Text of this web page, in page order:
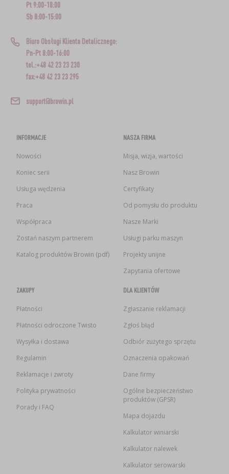
Pt 9:00-18:00
Sb 8:00-15:00
Biuro Obsługi Klienta Detalicznego:
Pn-Pt 8:00-16:00
tel.:+48 42 23 23 230
fax:+48 42 23 23 295
support@browin.pl
INFORMACJE
Nowości
Koniec serii
Usługa wędzenia
Praca
Współpraca
Zostań naszym partnerem
Katalog produktów Browin (pdf)
NASZA FIRMA
Misja, wizja, wartości
Nasz Browin
Certyfikaty
Od pomysłu do produktu
Nasze Marki
Usługi parku maszyn
Projekty unijne
Zapytania ofertowe
ZAKUPY
Płatności
Płatności odroczone Twisto
Wysyłka i dostawa
Regulamin
Reklamacje i zwroty
Polityka prywatności
Porady i FAQ
DLA KLIENTÓW
Zgłaszanie reklamacji
Zgłoś błąd
Odbiór zużytego sprzętu
Oznaczenia opakowań
Dane firmy
Ogólne bezpieczeństwo
produktów (GPSR)
Mapa dojazdu
Kalkulator winiarski
Kalkulator nalewek
Kalkulator serowarski